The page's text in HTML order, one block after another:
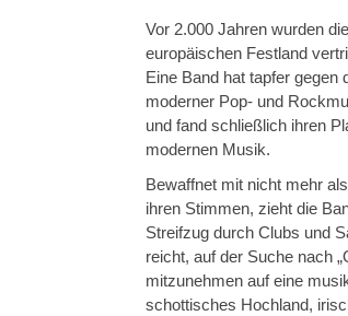
Vor 2.000 Jahren wurden
europäischen Festland
Eine Band hat tapfer gegen
moderner Pop- und
und fand schließlich ihren
modernen Musik.
Bewaffnet mit nicht mehr
ihren Stimmen, zieht die
Streifzug durch Clubs und
reicht, auf der Suche nach
mitzunehmen auf eine
schottisches Hochland,